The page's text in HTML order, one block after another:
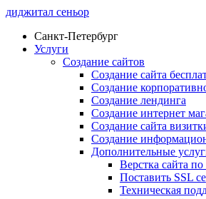
диджитал сеньор
Санкт-Петербург
Услуги
Создание сайтов
Создание сайта
Создание
Создание лендинга
Создание интернет
Создание сайта
Создание
Дополнительные
Верстка сайта по
Поставить SSL
Техническая